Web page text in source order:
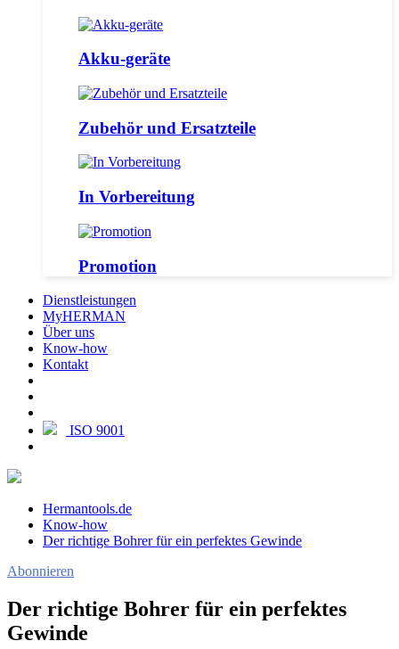
Akku-geräte
Zubehör und Ersatzteile
In Vorbereitung
Promotion
Dienstleistungen
MyHERMAN
Über uns
Know-how
Kontakt
ISO 9001
Hermantools.de
Know-how
Der richtige Bohrer für ein perfektes Gewinde
Abonnieren
Der richtige Bohrer für ein perfektes
Gewinde